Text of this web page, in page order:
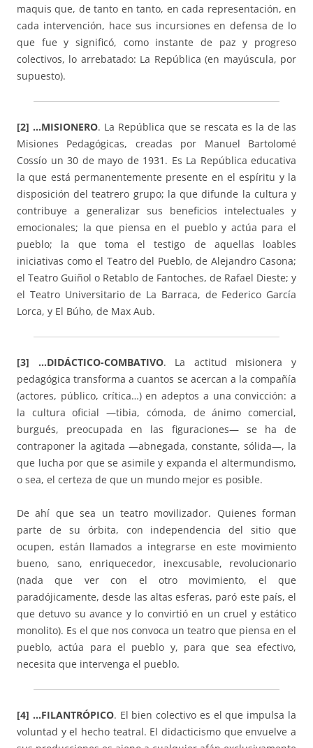
maquis que, de tanto en tanto, en cada representación, en
cada intervención, hace sus incursiones en defensa de lo
que fue y significó, como instante de paz y progreso
colectivos, lo arrebatado: La República (en mayúscula, por
supuesto).
[2] …MISIONERO. La República que se rescata es la de las
Misiones Pedagógicas, creadas por Manuel Bartolomé
Cossío un 30 de mayo de 1931. Es La República educativa
la que está permanentemente presente en el espíritu y la
disposición del teatrero grupo; la que difunde la cultura y
contribuye a generalizar sus beneficios intelectuales y
emocionales; la que piensa en el pueblo y actúa para el
pueblo; la que toma el testigo de aquellas loables
iniciativas como el Teatro del Pueblo, de Alejandro Casona;
el Teatro Guiñol o Retablo de Fantoches, de Rafael Dieste; y
el Teatro Universitario de La Barraca, de Federico García
Lorca, y El Búho, de Max Aub.
[3] …DIDÁCTICO-COMBATIVO. La actitud misionera y
pedagógica transforma a cuantos se acercan a la compañía
(actores, público, crítica…) en adeptos a una convicción: a
la cultura oficial —tibia, cómoda, de ánimo comercial,
burgués, preocupada en las figuraciones— se ha de
contraponer la agitada —abnegada, constante, sólida—, la
que lucha por que se asimile y expanda el altermundismo,
o sea, el certeza de que un mundo mejor es posible.
De ahí que sea un teatro movilizador. Quienes forman
parte de su órbita, con independencia del sitio que
ocupen, están llamados a integrarse en este movimiento
bueno, sano, enriquecedor, inexcusable, revolucionario
(nada que ver con el otro movimiento, el que
paradójicamente, desde las altas esferas, paró este país, el
que detuvo su avance y lo convirtió en un cruel y estático
monolito). Es el que nos convoca un teatro que piensa en el
pueblo, actúa para el pueblo y, para que sea efectivo,
necesita que intervenga el pueblo.
[4] …FILANTRÓPICO. El bien colectivo es el que impulsa la
voluntad y el hecho teatral. El didacticismo que envuelve a